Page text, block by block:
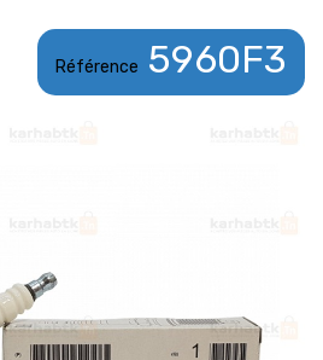
Référence 5960F3